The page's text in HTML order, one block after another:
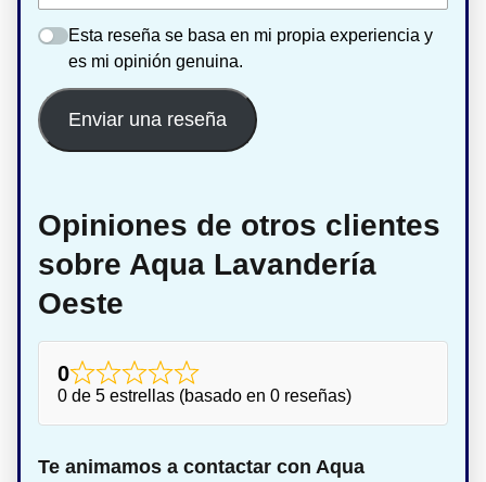
Esta reseña se basa en mi propia experiencia y
es mi opinión genuina.
Enviar una reseña
Opiniones de otros clientes
sobre Aqua Lavandería
Oeste
0
0 de 5 estrellas (basado en 0 reseñas)
Te animamos a contactar con Aqua